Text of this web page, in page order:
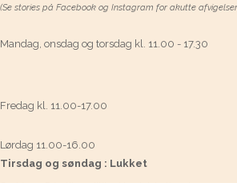
(Se stories på Facebook og Instagram for akutte
Mandag, onsdag og torsdag kl. 11.00 - 17.30
Fredag kl. 11.00-17.00
Lørdag 11.00-16.00
Tirsdag og søndag : Lukket